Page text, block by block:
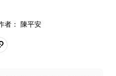
者： 陳平安